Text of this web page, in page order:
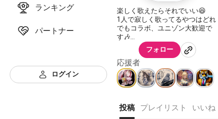
ランキング
パートナー
ログイン
楽しく歌えたらそれでいい😆
1人で寂しく歌ってるやつはどれ
でもコラボ、ユニゾン大歓迎で
す🎶
2023.6.6スタート
ようちゃんと2023年9月19日ユ
ニット結成‼️
🌞Sunshine Star🌟
https://nana-
music.com/users/10410785
フォロー
応援者
投稿 プレイリスト いいね